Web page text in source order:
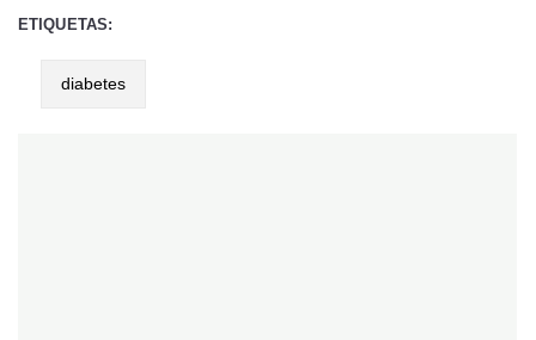
ETIQUETAS:
diabetes